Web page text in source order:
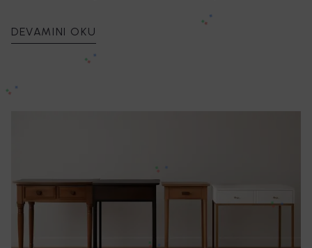
minimal dekorasyonlarla mükemmel uyum sağlıyor.
Salonunuzun havasını değiştirecek, şıklığı ve
kullanışlılığı birleştiren modelleri keşfetmek için
DEVAMINI OKU